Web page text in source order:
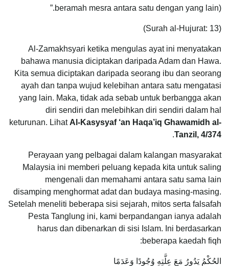
beramah mesra antara satu dengan yang lain).”
(Surah al-Hujurat: 13)
Al-Zamakhsyari ketika mengulas ayat ini menyatakan
bahawa manusia diciptakan daripada Adam dan Hawa.
Kita semua diciptakan daripada seorang ibu dan seorang
ayah dan tanpa wujud kelebihan antara satu mengatasi
yang lain. Maka, tidak ada sebab untuk berbangga akan
diri sendiri dan melebihkan diri sendiri dalam hal
keturunan. Lihat Al-Kasysyaf ‘an Haqa’iq Ghawamidh al-
Tanzil, 4/374
.
Perayaan yang pelbagai dalam kalangan masyarakat
Malaysia ini memberi peluang kepada kita untuk saling
mengenali dan memahami antara satu sama lain
disamping menghormat adat dan budaya masing-masing.
Setelah meneliti beberapa sisi sejarah, mitos serta falsafah
Pesta Tanglung ini, kami berpandangan ianya adalah
harus dan dibenarkan di sisi Islam. Ini berdasarkan
beberapa kaedah fiqh:
الحُكْمُ يَدُورُ مَعَ عِلَّتِهِ وُجُودًا وَعَدَمًا